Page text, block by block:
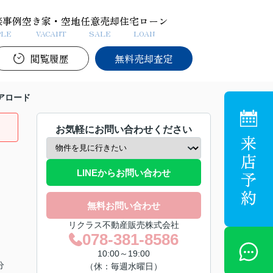
例空き家・空地
VACANT
任意売却
SALE
住宅ローン
LOAN
閲覧履歴 無料売却査定
ロード
お気軽にお問い合わせください
LINEからお問い合わせ
無料お問い合わせ
リクラス不動産販売株式会社
078-381-8586
10:00～19:00
（休：毎週水曜日）